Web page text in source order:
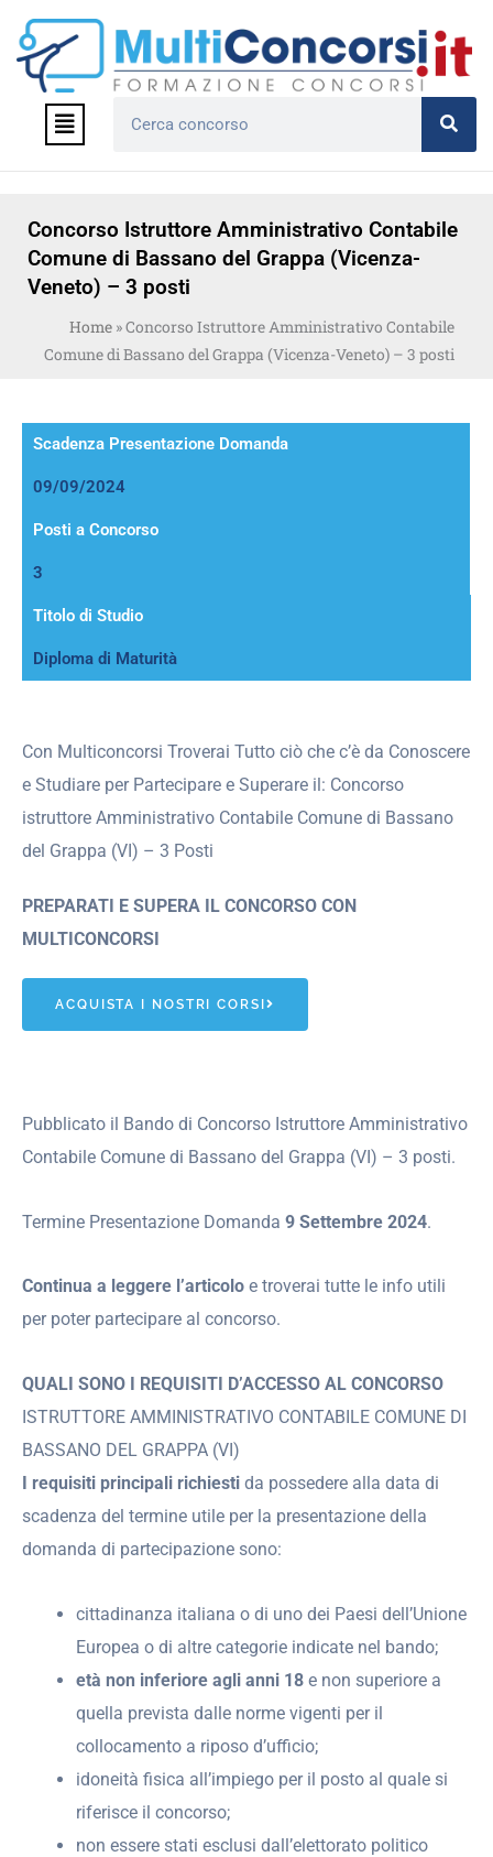
contenuto
Menu
Concorso Istruttore Amministrativo Contabile
Comune di Bassano del Grappa (Vicenza-
Veneto) – 3 posti
Home »Concorso Istruttore Amministrativo Contabile
Comune di Bassano del Grappa (Vicenza-Veneto) – 3 posti
Scadenza Presentazione Domanda
09/09/2024
Posti a Concorso
3
Titolo di Studio
Diploma di Maturità
Con Multiconcorsi Troverai Tutto ciò che c’è da Conoscere
e Studiare per Partecipare e Superare il: Concorso
istruttore Amministrativo Contabile Comune di Bassano
del Grappa (VI) – 3 Posti
PREPARATI E SUPERA IL CONCORSO CON
MULTICONCORSI
ACQUISTA I NOSTRI CORSI
Pubblicato il Bando di Concorso Istruttore Amministrativo
Contabile Comune di Bassano del Grappa (VI) – 3 posti.
Termine Presentazione Domanda 9 Settembre 2024.
Continua a leggere l’articolo e troverai tutte le info utili
per poter partecipare al concorso.
QUALI SONO I REQUISITI D’ACCESSO AL CONCORSO
ISTRUTTORE AMMINISTRATIVO CONTABILE COMUNE DI
BASSANO DEL GRAPPA (VI)
I requisiti principali richiesti da possedere alla data di
scadenza del termine utile per la presentazione della
domanda di partecipazione sono:
cittadinanza italiana o di uno dei Paesi dell’Unione
Europea o di altre categorie indicate nel bando;
età non inferiore agli anni 18 e non superiore a
quella prevista dalle norme vigenti per il
collocamento a riposo d’ufficio;
idoneità fisica all’impiego per il posto al quale si
riferisce il concorso;
non essere stati esclusi dall’elettorato politico